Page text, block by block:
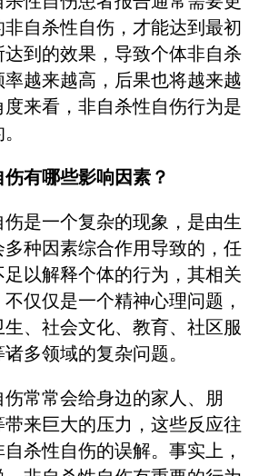
自杀性自伤，才能达到最初
到的效果，导致个体非自杀
越来越高，后果也将越来越
度来看，非自杀性自伤行为是
有哪些影响因素？
是一个复杂的现象，是由生
种因素综合作用导致的，任
以解释个体的行为，其相关
仅仅是一个精神心理问题，
、社会文化、教育、社区服
多领域的复杂问题。
常常会给身边的家人、朋
来巨大的压力，这些反应往
杀性自伤的误解。事实上，